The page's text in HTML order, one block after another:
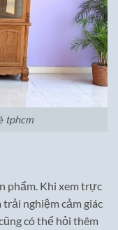
tphcm
phẩm. Khi xem trực
nghiệm cảm giác
có thể hỏi thêm